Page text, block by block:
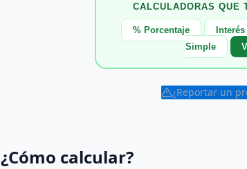
CALCULADORAS QUE
% Porcentaje
Simple
¿Reportar un
¿Cómo calcular?